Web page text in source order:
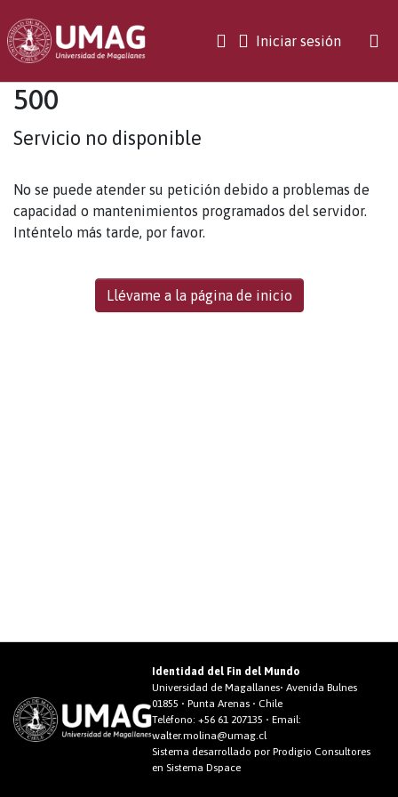
Iniciar sesión(current)
500
Servicio no disponible
No se puede atender su petición debido a problemas de
capacidad o mantenimientos programados del servidor.
Inténtelo más tarde, por favor.
Llévame a la página de inicio
Identidad del Fin del Mundo
Universidad de Magallanes• Avenida Bulnes
01855 • Punta Arenas • Chile
Teléfono:+56 61 207135 • Email:
walter.molina@umag.cl
Sistema desarrollado por Prodigio Consultores
en Sistema Dspace